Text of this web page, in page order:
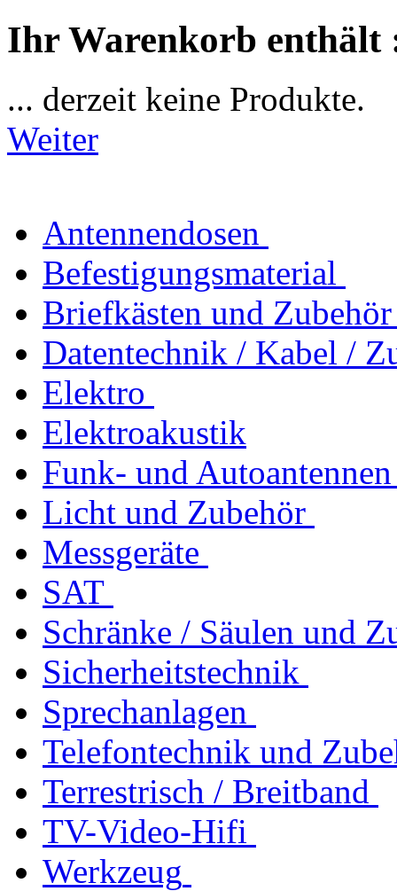
Ihr Warenkorb enthält
... derzeit keine Produkte.
Weiter
Antennendosen
Befestigungsmaterial
Briefkästen und Zubehör
Datentechnik / Kabel /
Elektro
Elektroakustik
Funk- und Autoantennen
Licht und Zubehör
Messgeräte
SAT
Schränke / Säulen und
Sicherheitstechnik
Sprechanlagen
Telefontechnik und
Terrestrisch / Breitband
TV-Video-Hifi
Werkzeug